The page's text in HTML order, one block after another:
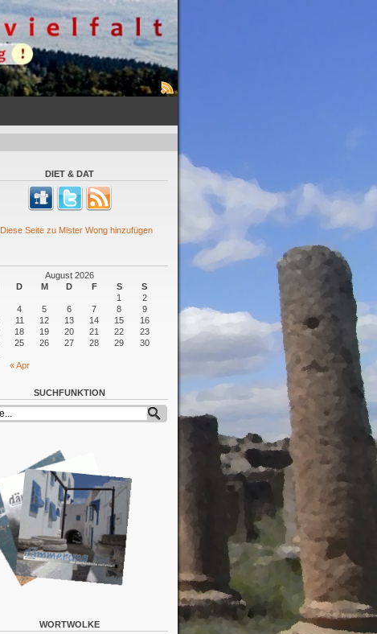
DIET & DAT
August 2026
D M D F S S
« Apr
1
2
4 5 6 7 8
9
11 12 13 14 15
16
18 19 20 21 22
23
25 26 27 28 29
30
SUCHFUNKTION
WORTWOLKE